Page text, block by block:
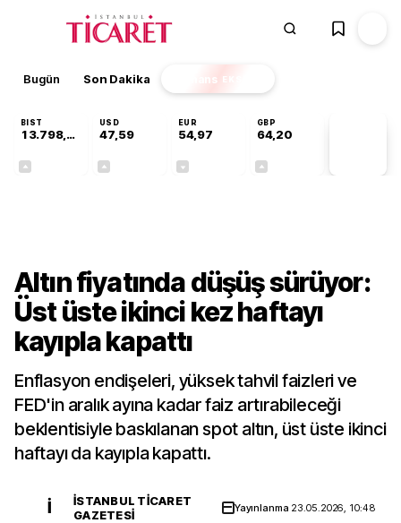
Bugün Son Dakika Finans EKSTRA
BIST
13.798,82
USD
47,59
EUR
54,97
GBP
64,20
Altın fiyatında düşüş sürüyor:
Üst üste ikinci kez haftayı
kayıpla kapattı
Enflasyon endişeleri, yüksek tahvil faizleri ve
FED'in aralık ayına kadar faiz artırabileceği
beklentisiyle baskılanan spot altın, üst üste ikinci
haftayı da kayıpla kapattı.
İ
İSTANBUL TICARET
GAZETESI
Yayınlanma 23.05.2026, 10:48